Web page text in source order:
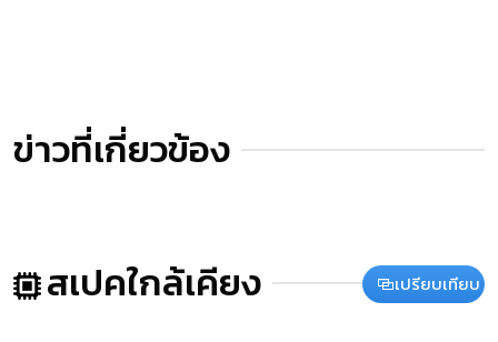
ข่าวที่เกี่ยวข้อง
สเปคใกล้เคียง เปรียบเทียบ